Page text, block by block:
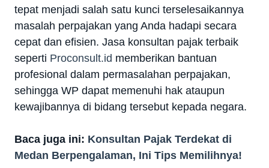
tepat menjadi salah satu kunci terselesaikannya
masalah perpajakan yang Anda hadapi secara
cepat dan efisien. Jasa konsultan pajak terbaik
seperti Proconsult.id memberikan bantuan
profesional dalam permasalahan perpajakan,
sehingga WP dapat memenuhi hak ataupun
kewajibannya di bidang tersebut kepada negara.
Baca juga ini: Konsultan Pajak Terdekat di
Medan Berpengalaman, Ini Tips Memilihnya!